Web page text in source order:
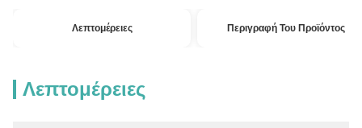
Λεπτομέρειες Περιγραφή Του Προϊόντος
Λεπτομέρειες